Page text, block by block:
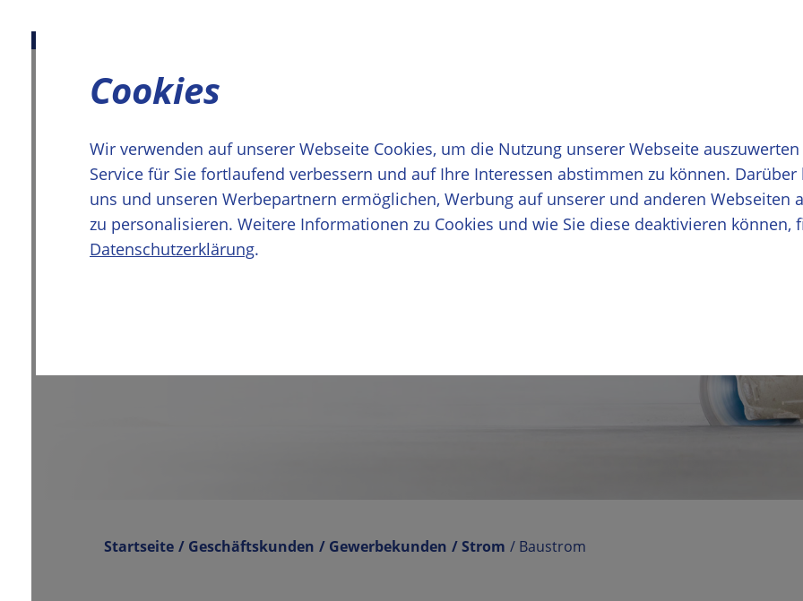
Cookies
Wir verwenden auf unserer Webseite Cookies, um die Nutzung unserer Webseite
Service für Sie fortlaufend verbessern und auf Ihre Interessen abstimmen zu können.
uns und unseren Werbepartnern ermöglichen, Werbung auf unserer und anderen Webseiten
zu personalisieren. Weitere Informationen zu Cookies und wie Sie diese deaktivieren können,
Datenschutzerklärung.
Geschäftskunden
Großkunden & Industrie
Der Grundstein Ihres Bauprojekts −
Baustrom für Gewerbekunden
Startseite / Geschäftskunden / Gewerbekunden /Strom / Baustrom